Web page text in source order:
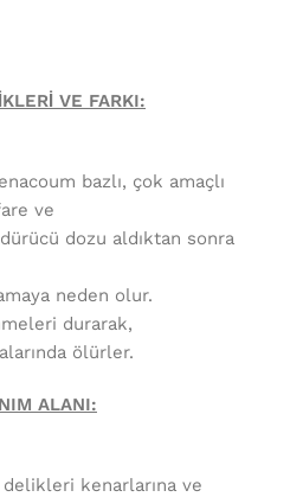
VE FARKI:
bazlı, çok amaçlı
ve
dozu aldıktan sonra
neden olur.
durarak,
ölürler.
ALANI:
kenarlarına ve